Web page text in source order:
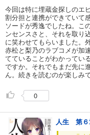
今回は特に埋蔵金探しのエ
割分担と連携ができていて
ソードが秀逸でしたね。こ
ンセンスさと、それを取り
に笑わせてもらいました。
赤松と梨乃のラブコメが加
てていることがわかってい
ですか。それでもまだ先に
ん。続きを読むのが楽しみで
0
人生 第６